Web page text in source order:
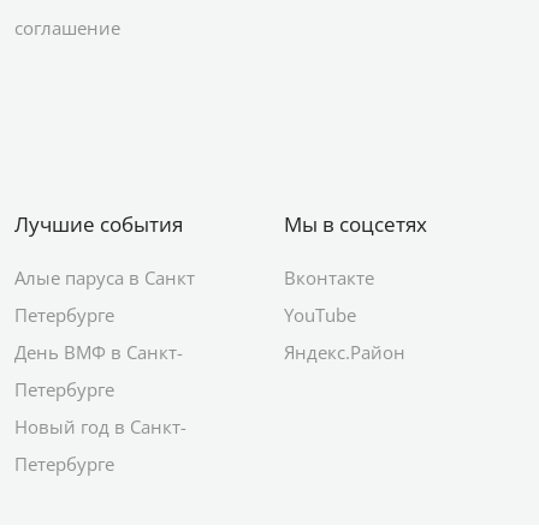
соглашение
Лучшие события
Алые паруса в Санкт
Петербурге
День ВМФ в Санкт-
Петербурге
Новый год в Санкт-
Петербурге
Мы в соцсетях
Вконтакте
YouTube
Яндекс.Район